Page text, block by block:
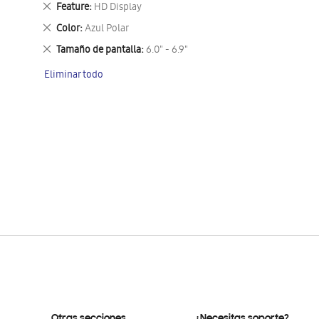
Feature HD Display
Eliminar
este
artículo
Color Azul Polar
Eliminar
este
artículo
Tamaño de pantalla 6.0" - 6.9"
Eliminar
artículo
Eliminar todo